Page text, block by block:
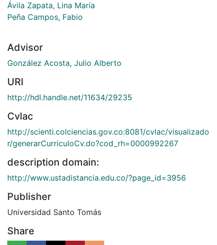
Ávila Zapata, Lina María
Peña Campos, Fabio
Advisor
González Acosta, Julio Alberto
URI
http://hdl.handle.net/11634/29235
Cvlac
http://scienti.colciencias.gov.co:8081/cvlac/visualizado
r/generarCurriculoCv.do?cod_rh=0000992267
description domain:
http://www.ustadistancia.edu.co/?page_id=3956
Publisher
Universidad Santo Tomás
Share